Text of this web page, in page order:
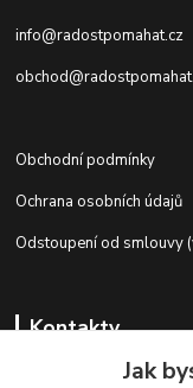
info@radostpomahat.cz
Obchodní podmínky
Ochrana osobních údajů
Odstoupení od smlouvy
Kontakty
Jak